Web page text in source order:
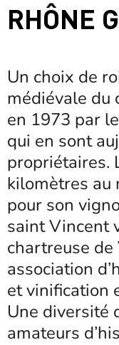
RHÔNE
Un choix de
médiévale du
en 1973 par
qui en sont
propriétaires.
kilomètres au
pour son
saint Vincent
chartreuse
association
et vinification
Une diversité
amateurs